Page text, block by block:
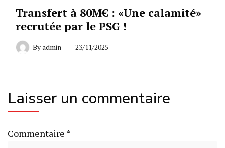
Transfert à 80M€ : «Une calamité»
recrutée par le PSG !
Byadmin 23/11/2025
Laisser un commentaire
Commentaire *